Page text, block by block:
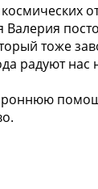
Валерия
тоже
радуют